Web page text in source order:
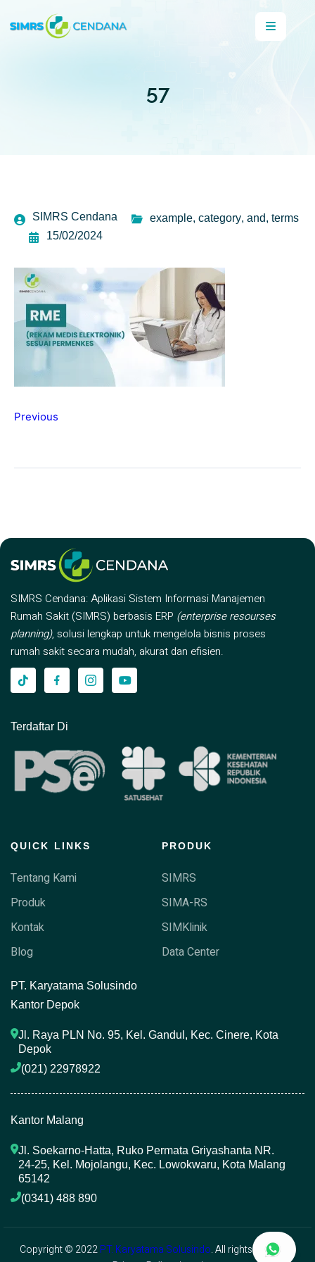
57
SIMRS Cendana example, category, and, terms
15/02/2024
Previous
SIMRS Cendana: Aplikasi Sistem Informasi Manajemen
Rumah Sakit (SIMRS) berbasis ERP (enterprise resourses
planning), solusi lengkap untuk mengelola bisnis proses
rumah sakit secara mudah, akurat dan efisien.
Terdaftar Di
QUICK LINKS
Tentang Kami
Produk
Kontak
Blog
PRODUK
SIMRS
SIMA-RS
SIMKlinik
Data Center
PT. Karyatama Solusindo
Kantor Depok
Jl. Raya PLN No. 95, Kel. Gandul, Kec. Cinere, Kota
Depok
(021) 22978922
Kantor Malang
Jl. Soekarno-Hatta, Ruko Permata Griyashanta NR.
24-25, Kel. Mojolangu, Kec. Lowokwaru, Kota Malang
65142
(0341) 488 890
Copyright © 2022PT. Karyatama Solusindo. All rights reserved.